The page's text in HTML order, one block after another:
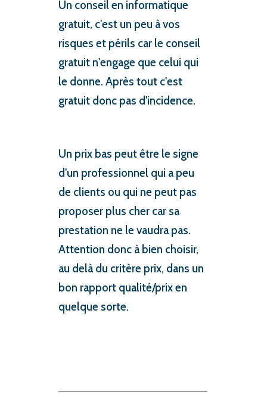
Un conseil en informatique
gratuit, c'est un peu à vos
risques et périls car le conseil
gratuit n'engage que celui qui
le donne. Après tout c'est
gratuit donc pas d'incidence.
Un prix bas peut être le signe
d'un professionnel qui a peu
de clients ou qui ne peut pas
proposer plus cher car sa
prestation ne le vaudra pas.
Attention donc à bien choisir,
au delà du critère prix, dans un
bon rapport qualité/prix en
quelque sorte.